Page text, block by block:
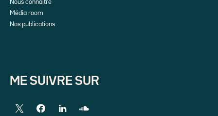
Nous connaître
Média room
Nos publications
ME SUIVRE SUR